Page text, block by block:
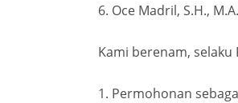
6. Oce Madril, S.H.,
Kami berenam,
1. Permohonan